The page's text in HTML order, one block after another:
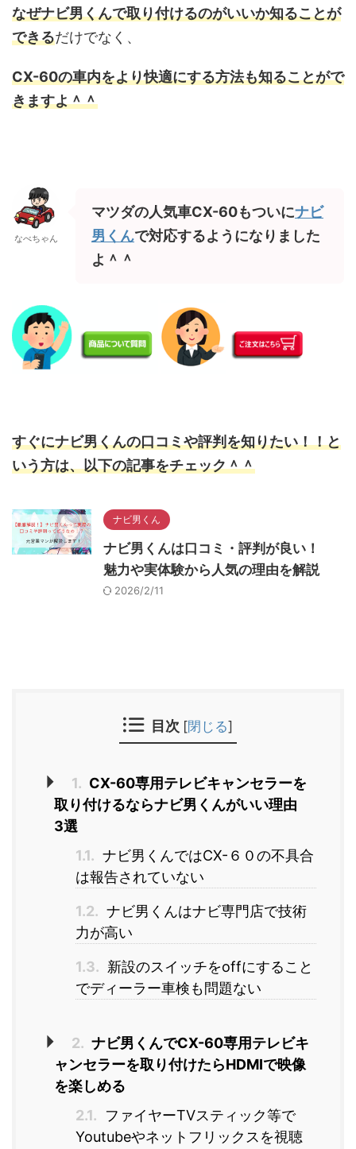
なぜナビ男くんで取り付けるのがいいか知ることが
できるだけでなく、
CX-60の車内をより快適にする方法も知ることがで
きますよ＾＾
なべちゃん
マツダの人気車CX-60もついにナビ
男くんで対応するようになりました
よ＾＾
すぐにナビ男くんの口コミや評判を知りたい！！と
いう方は、以下の記事をチェック＾＾
ナビ男くん
ナビ男くんは口コミ・評判が良い！
魅力や実体験から人気の理由を解説
2026/2/11
目次 [閉じる]
1. CX-60専用テレビキャンセラーを
取り付けるならナビ男くんがいい理由
3選
1.1. ナビ男くんではCX-６０の不具合
は報告されていない
1.2. ナビ男くんはナビ専門店で技術
力が高い
1.3. 新設のスイッチをoffにすること
でディーラー車検も問題ない
2. ナビ男くんでCX-60専用テレビキ
ャンセラーを取り付けたらHDMIで映像
を楽しめる
2.1.
ファイヤーTVスティック等で
Youtubeやネットフリックスを視聴